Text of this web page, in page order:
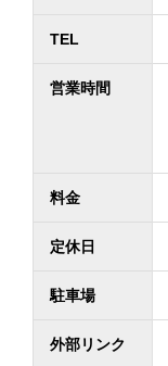
TEL
営業時間
料金
定休日
駐車場
外部リンク